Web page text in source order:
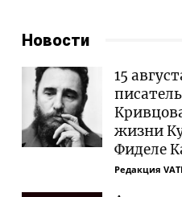
Новости
15
жизни
Фиделе
Редакция